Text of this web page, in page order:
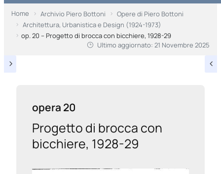
Home Archivio Piero Bottoni
Opere di Piero Bottoni
Architettura, Urbanistica e Design (1924-1973)
op. 20 – Progetto di brocca con bicchiere, 1928-29
Ultimo aggiornato: 21 Novembre 2025
opera 20
Progetto di brocca con
bicchiere, 1928-29